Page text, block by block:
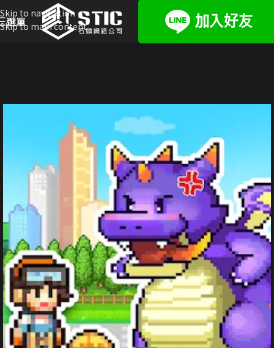
Skip to navigation
Skip to main content
選單